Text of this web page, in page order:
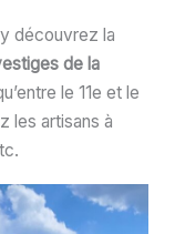
découvrez la
de la
le 11e et le
les artisans à